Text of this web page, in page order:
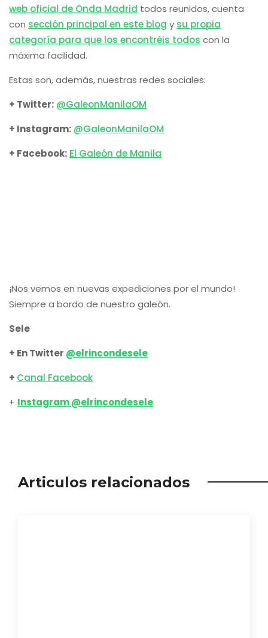
web oficial de Onda Madrid todos reunidos, cuenta
con sección principal en este blog y su propia
categoría para que los encontréis todos con la
máxima facilidad.
Estas son, además, nuestras redes sociales:
+ Twitter: @GaleonManilaOM
+ Instagram: @GaleonManilaOM
+ Facebook: El Galeón de Manila
¡Nos vemos en nuevas expediciones por el mundo!
Siempre a bordo de nuestro galeón.
Sele
+ En Twitter @elrincondesele
+ Canal Facebook
+ Instagram @elrincondesele
Articulos relacionados